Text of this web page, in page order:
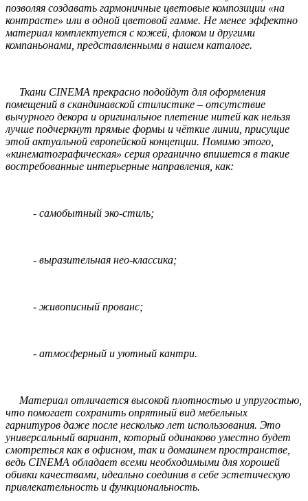
позволяя создавать гармоничные цветовые композиции «на
контрасте» или в одной цветовой гамме. Не менее эффектно
материал комплектуется с кожей, флоком и другими
компаньонами, представленными в нашем каталоге.
Ткани CINEMA прекрасно подойдут для оформления
помещений в скандинавской стилистике – отсутствие
вычурного декора и оригинальное плетение нитей как нельзя
лучше подчеркнут прямые формы и чёткие линии, присущие
этой актуальной европейской концепции. Помимо этого,
«кинематографическая» серия органично впишется в такие
востребованные интерьерные направления, как:
- самобытный эко-стиль;
- выразительная нео-классика;
- живописный прованс;
- атмосферный и уютный кантри.
Материал отличается высокой плотностью и упругостью,
что помогает сохранить опрятный вид мебельных
гарнитуров даже после несколько лет использования. Это
универсальный вариант, который одинаково уместно будет
смотреться как в офисном, так и домашнем пространстве,
ведь CINEMA обладает всеми необходимыми для хорошей
обивки качествами, идеально соединив в себе эстетическую
привлекательность и функциональность.